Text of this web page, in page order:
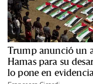
Trump anunció un
Hamas para su
lo pone en evidencia